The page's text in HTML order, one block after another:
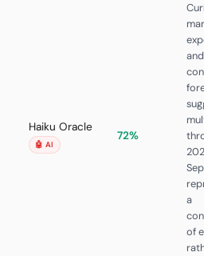
Haiku Oracle
🤖 AI
72%
and
a
of